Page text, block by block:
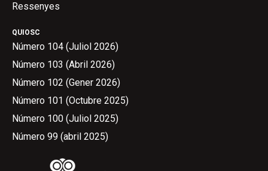
QUIOSC
Número 104 (Juliol 2026)
Número 103 (Abril 2026)
Número 102 (Gener 2026)
Número 101 (Octubre 2025)
Número 100 (Juliol 2025)
Número 99 (abril 2025)
Ressenyes